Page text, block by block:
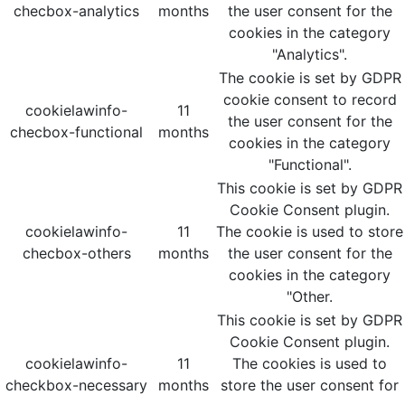
checbox-analytics
months
the user consent for the
cookies in the category
"Analytics".
cookielawinfo-
checbox-functional
11
months
The cookie is set by GDPR
cookie consent to record
the user consent for the
cookies in the category
"Functional".
cookielawinfo-
checbox-others
11
months
This cookie is set by GDPR
Cookie Consent plugin.
The cookie is used to store
the user consent for the
cookies in the category
"Other.
cookielawinfo-
checkbox-necessary
11
months
This cookie is set by GDPR
Cookie Consent plugin.
The cookies is used to
store the user consent for